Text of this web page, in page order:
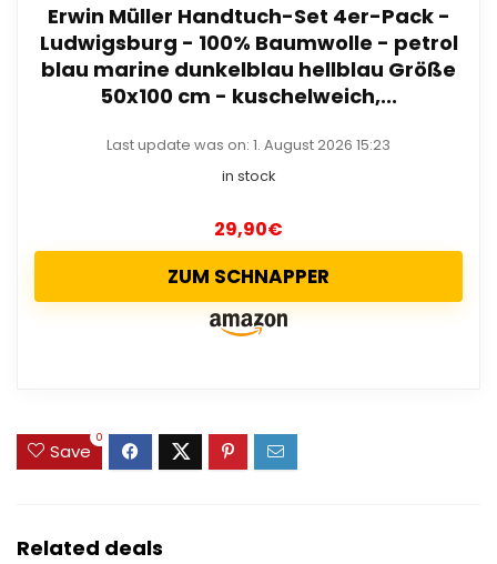
Erwin Müller Handtuch-Set 4er-Pack -
Ludwigsburg - 100% Baumwolle - petrol
blau marine dunkelblau hellblau Größe
50x100 cm - kuschelweich,...
Last update was on: 1. August 2026 15:23
in stock
29,90€
ZUM SCHNAPPER
Save
0
Related deals